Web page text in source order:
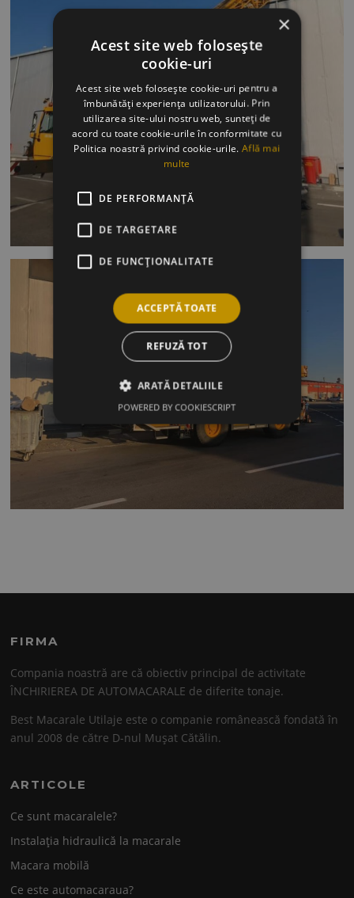
FIRMA
Compania noastră are că obiectiv principal de activitate
ÎNCHIRIEREA DE AUTOMACARALE de diferite tonaje.
Best Macarale Utilaje este o companie românească fondată în
anul 2008 de către D-nul Mușat Cătălin.
ARTICOLE
Ce sunt macaralele?
Instalația hidraulică la macarale
Macara mobilă
Ce este automacaraua?
×
Acest site web folosește
cookie-uri
Acest site web folosește cookie-uri pentru a
îmbunătăți experiența utilizatorului. Prin
utilizarea site-ului nostru web, sunteți de
acord cu toate cookie-urile în conformitate cu
Politica noastră privind cookie-urile.Află mai
multe
DE PERFORMANȚĂ
DE TARGETARE
DE FUNCŢIONALITATE
ACCEPTĂ TOATE
REFUZĂ TOT
ARATĂ DETALIILE
POWERED BY COOKIESCRIPT